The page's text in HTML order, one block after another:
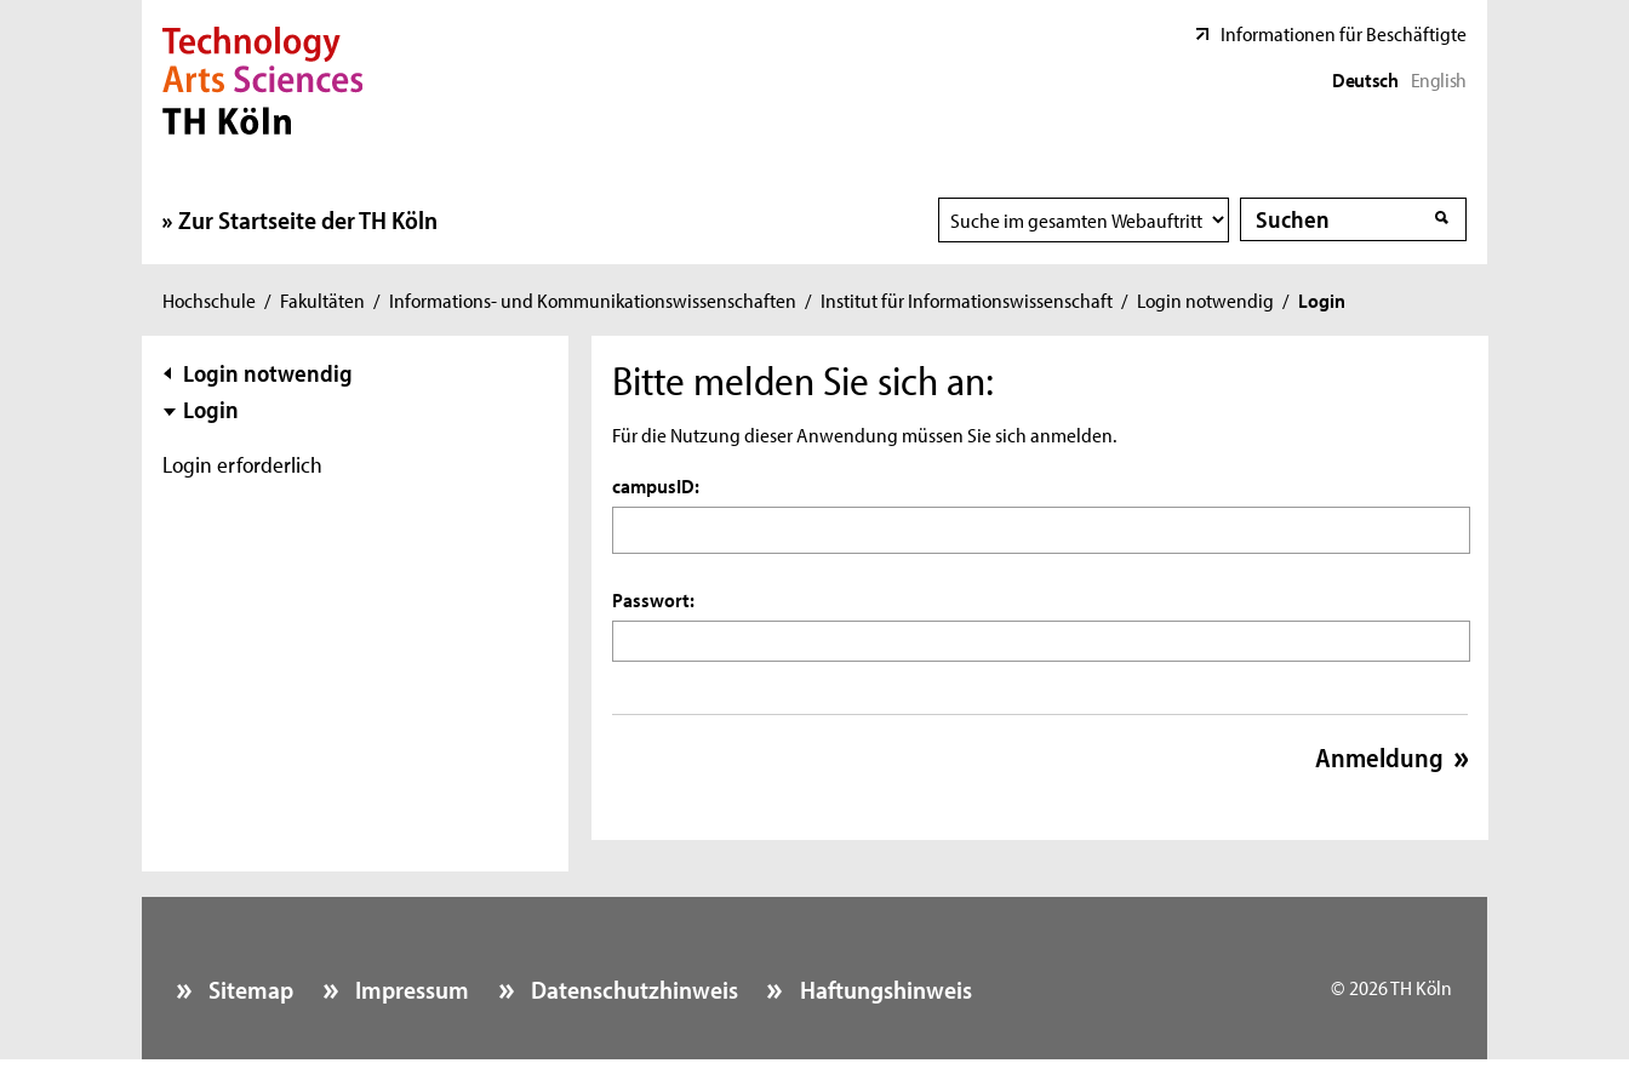
Direkt zur Hauptnavigation
Direkt zur Subnavigation
Direkt zum Inhalt
Direkt zum Fußbereich
Informationen für Beschäftigte
Deutsch English
Zur Startseite der TH Köln
Suchbereich
wählen
Suche
Suche
Sie
hier:
Hochschule / Fakultäten / Informations- und Kommunikationswissenschaften / Institut für Informationswissenschaft / Login notwendig / Login
Subnavigation
Login notwendig
Login
Login erforderlich
Bitte melden Sie sich an:
Für die Nutzung dieser Anwendung müssen Sie sich anmelden.
campusID:
Passwort:
Sitemap Impressum Datenschutzhinweis Haftungshinweis © 2026 TH Köln